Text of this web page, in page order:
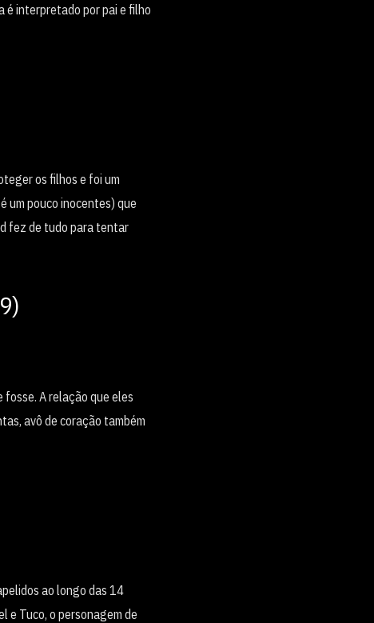
é interpretado por pai e filho
os filhos e foi um
um pouco inocentes) que
fez de tudo para tentar
fosse. A relação que eles
avô de coração também
ao longo das 14
e Tuco, o personagem de